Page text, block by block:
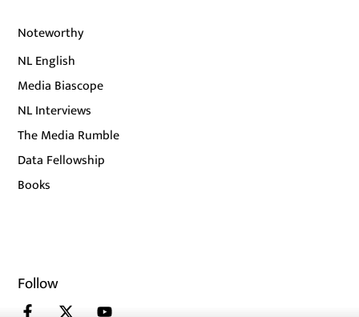
Noteworthy
NL English
Media Biascope
NL Interviews
The Media Rumble
Data Fellowship
Books
Follow